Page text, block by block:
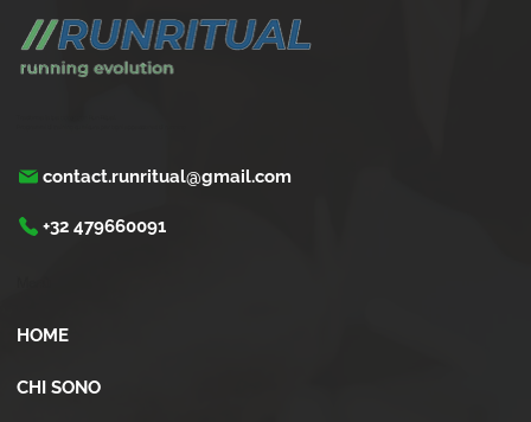
contact.runritual@gmail.com
+32 479660091
HOME
CHI SONO